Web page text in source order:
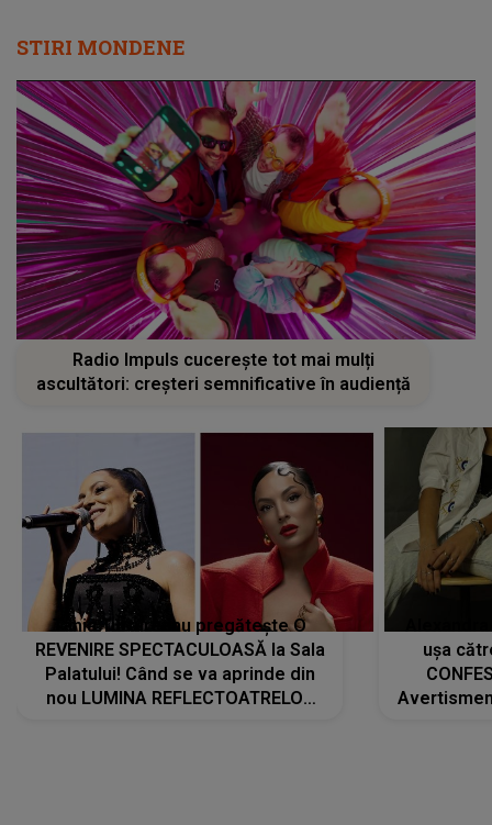
STIRI MONDENE
Radio Impuls cucerește tot mai mulți
ascultători: creșteri semnificative în audiență
Tania Turtureanu pregătește O
REVENIRE SPECTACULOASĂ la Sala
Palatului! Când se va aprinde din
nou LUMINA REFLECTOATRELOR
ușa